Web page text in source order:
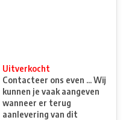
Uitverkocht
Contacteer ons even ... Wij
kunnen je vaak aangeven
wanneer er terug
aanlevering van dit